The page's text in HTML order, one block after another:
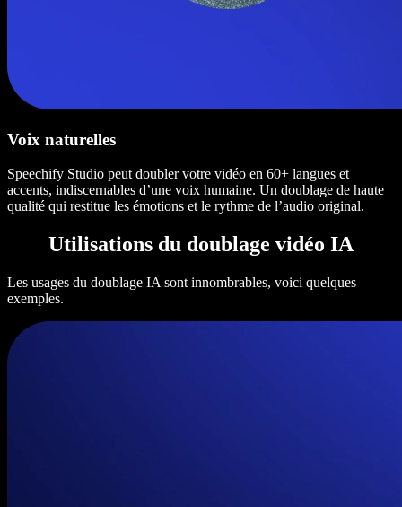
Voix naturelles
Speechify Studio peut doubler votre vidéo en 60+ langues et
accents, indiscernables d’une voix humaine. Un doublage de haute
qualité qui restitue les émotions et le rythme de l’audio original.
Utilisations du doublage vidéo IA
Les usages du doublage IA sont innombrables, voici quelques
exemples.